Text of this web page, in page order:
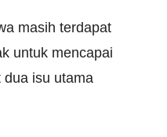
masih terdapat
untuk mencapai
isu utama